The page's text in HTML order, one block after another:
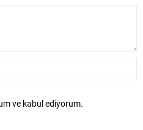
ve kabul ediyorum.